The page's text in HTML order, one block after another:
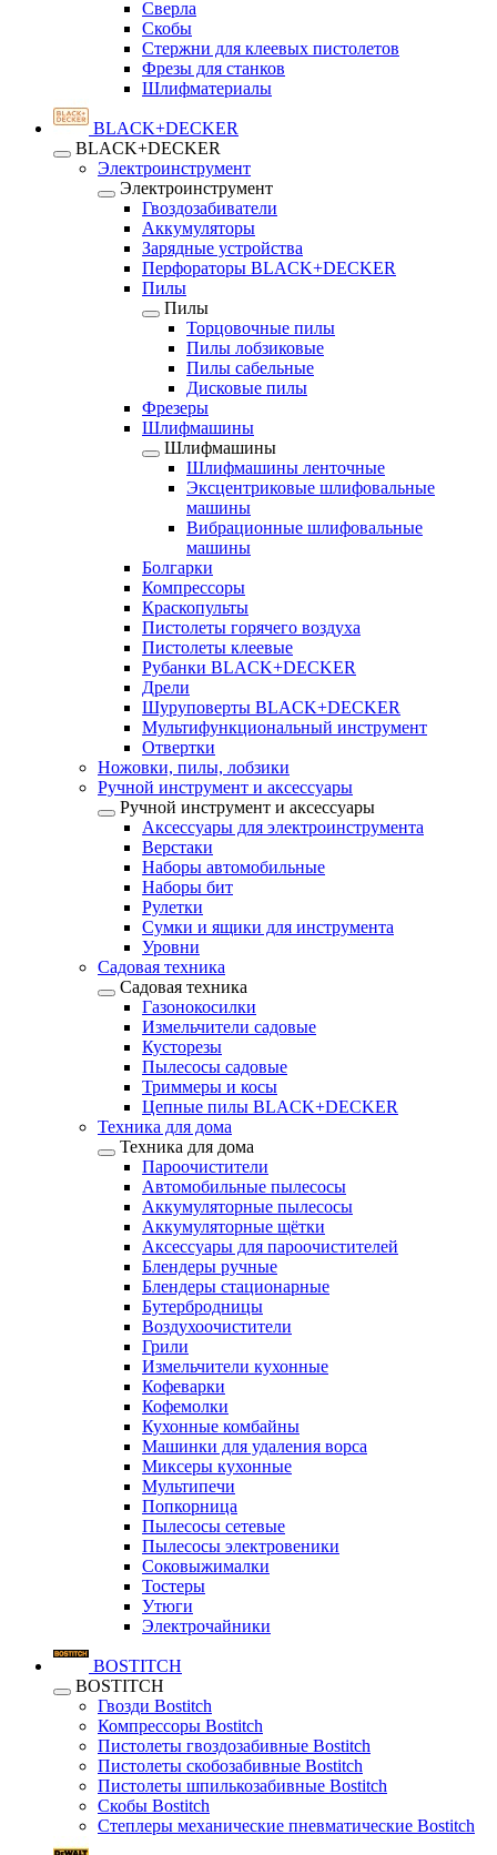
Сверла
Скобы
Стержни для клеевых пистолетов
Фрезы для станков
Шлифматериалы
BLACK+DECKER
BLACK+DECKER
Электроинструмент
Электроинструмент
Гвоздозабиватели
Аккумуляторы
Зарядные устройства
Перфораторы BLACK+DECKER
Пилы
Пилы
Торцовочные пилы
Пилы лобзиковые
Пилы сабельные
Дисковые пилы
Фрезеры
Шлифмашины
Шлифмашины
Шлифмашины ленточные
Эксцентриковые шлифовальные
машины
Вибрационные шлифовальные
машины
Болгарки
Компрессоры
Краскопульты
Пистолеты горячего воздуха
Пистолеты клеевые
Рубанки BLACK+DECKER
Дрели
Шуруповерты BLACK+DECKER
Мультифункциональный инструмент
Отвертки
Ножовки, пилы, лобзики
Ручной инструмент и аксессуары
Ручной инструмент и аксессуары
Аксессуары для электроинструмента
Верстаки
Наборы автомобильные
Наборы бит
Рулетки
Сумки и ящики для инструмента
Уровни
Садовая техника
Садовая техника
Газонокосилки
Измельчители садовые
Кусторезы
Пылесосы садовые
Триммеры и косы
Цепные пилы BLACK+DECKER
Техника для дома
Техника для дома
Пароочистители
Автомобильные пылесосы
Аккумуляторные пылесосы
Аккумуляторные щётки
Аксессуары для пароочистителей
Блендеры ручные
Блендеры стационарные
Бутербродницы
Воздухоочистители
Грили
Измельчители кухонные
Кофеварки
Кофемолки
Кухонные комбайны
Машинки для удаления ворса
Миксеры кухонные
Мультипечи
Попкорница
Пылесосы сетевые
Пылесосы электровеники
Соковыжималки
Тостеры
Утюги
Электрочайники
BOSTITCH
BOSTITCH
Гвозди Bostitch
Компрессоры Bostitch
Пистолеты гвоздозабивные Bostitch
Пистолеты скобозабивные Bostitch
Пистолеты шпилькозабивные Bostitch
Скобы Bostitch
Степлеры механические пневматические Bostitch